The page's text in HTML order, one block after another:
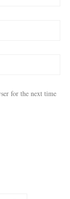
for the next time